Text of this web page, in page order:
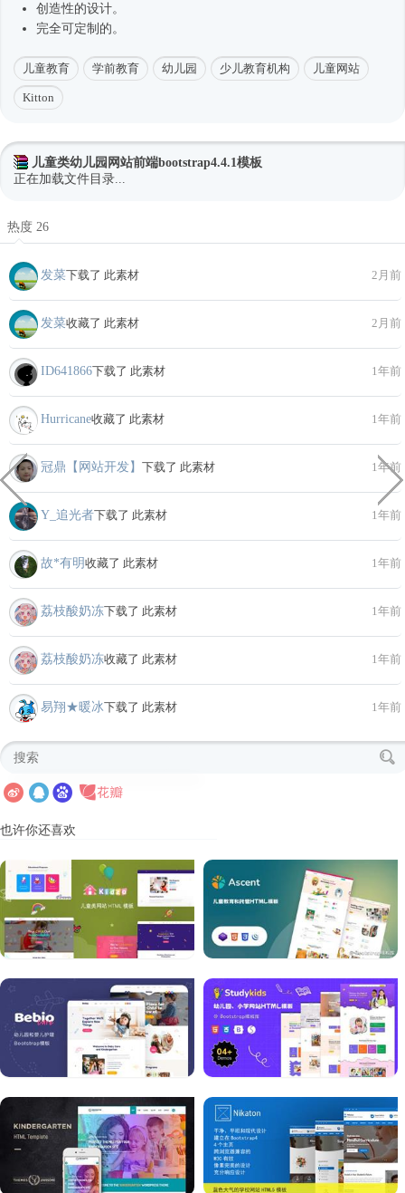
创造性的设计。
完全可定制的。
儿童教育 学前教育 幼儿园 少儿教育机构 儿童网站
Kitton
儿童类幼儿园网站前端bootstrap4.4.1模板
正在加载文件目录...
热度 26
发菜下载了 此素材 2月前
发菜收藏了 此素材 2月前
ID641866下载了 此素材 1年前
Hurricane收藏了 此素材 1年前
冠鼎【网站开发】 下载了 此素材 1年前
Y_追光者下载了 此素材 1年前
故*有明收藏了 此素材 1年前
荔枝酸奶冻下载了 此素材 1年前
荔枝酸奶冻收藏了 此素材 1年前
易翔★暖冰下载了 此素材 1年前
也许你还喜欢